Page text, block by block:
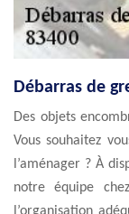
Débarras de
Des objets
Vous souhaitez
l’aménager ? À
notre équipe